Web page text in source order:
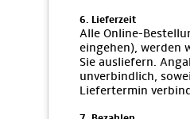
6. Lieferzeit
Alle Online-
eingehen), werden
Sie ausliefern.
unverbindlich,
Liefertermin